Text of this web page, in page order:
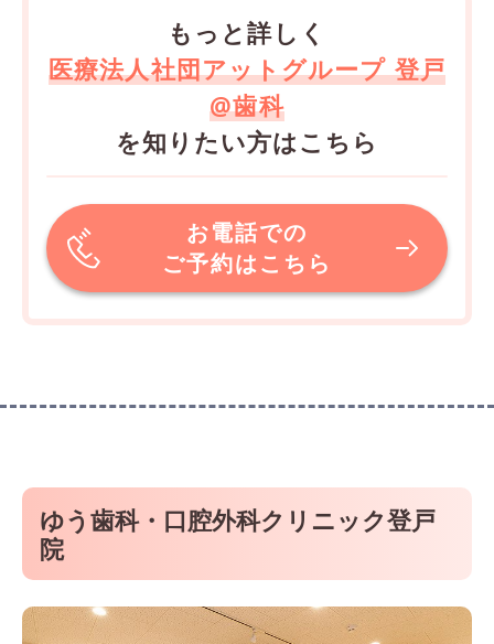
もっと詳しく
医療法人社団アットグループ 登戸
@歯科
を知りたい方はこちら
お電話での
ご予約はこちら
ゆう歯科・口腔外科クリニック登戸
院